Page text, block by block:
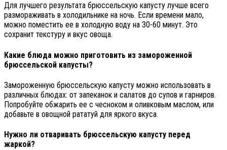
Для лучшего результата брюссельскую капусту лучше всего
размораживать в холодильнике на ночь. Если времени мало,
можно поместить ее в холодную воду на 30-60 минут. Это
сохранит текстуру и вкус овоща.
Какие блюда можно приготовить из замороженной
брюссельской капусты?
Замороженную брюссельскую капусту можно использовать в
различных блюдах: от запеканок и салатов до супов и гарниров.
Попробуйте обжарить ее с чесноком и оливковым маслом, или
добавьте в овощной рататуй для яркого вкуса.
Нужно ли отваривать брюссельскую капусту перед
жаркой?